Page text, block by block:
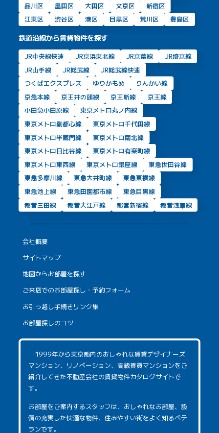
品川区
墨田区 大田区 文京区
新宿区
江東区
渋谷区 港区 目黒区 荒川区 豊島区
鉄道沿線から賃貸物件を探す
JR中央線快速 JR京浜東北線 JR京葉線
JR埼京線
JR山手線
JR総武線
JR総武線快速
つくばエクスプレス
ゆりかもめ
りんかい線
京急本線
京王井の頭線 京王新線
京王線
小田急小田原線
東京メトロ丸ノ内線
東京メトロ副都心線
東京メトロ千代田線
東京メトロ半蔵門線
東京メトロ南北線
東京メトロ日比谷線
東京メトロ有楽町線
東京メトロ東西線
東京メトロ銀座線
東急世田谷線
東急多摩川線
東急大井町線
東急東横線
東急池上線
東急田園都市線
東急目黒線
都営三田線
都営大江戸線 都営新宿線 都営浅草線
会社概要
サイトマップ
地図からお部屋を探す
ご来店でのお部屋探し・予約フォーム
お引っ越し手続きリンク集
お部屋探しのコツ
1999年から東京都内のおしゃれな賃貸デザイナーズ
マンション、リノベーション、高級賃貸マンションをご
紹介してきた不動産会社の賃貸物件カタログサイトで
す。
お部屋をご案内するスタッフは、おしゃれなお部屋、設
備の充実した快適な物件、住みやすい街をよく知るベテ
ランです。